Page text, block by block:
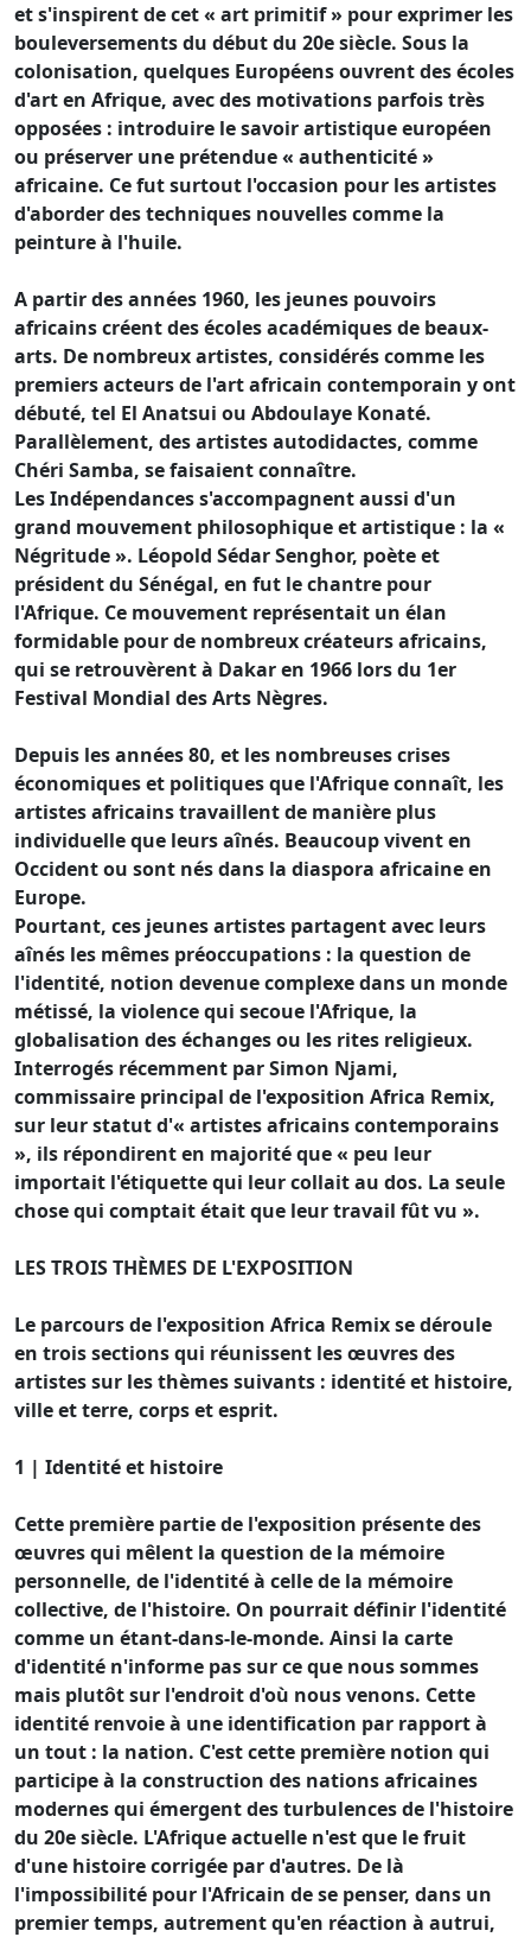
et s'inspirent de cet « art primitif » pour exprimer les
bouleversements du début du 20e siècle. Sous la
colonisation, quelques Européens ouvrent des écoles
d'art en Afrique, avec des motivations parfois très
opposées : introduire le savoir artistique européen
ou préserver une prétendue « authenticité »
africaine. Ce fut surtout l'occasion pour les artistes
d'aborder des techniques nouvelles comme la
peinture à l'huile.
A partir des années 1960, les jeunes pouvoirs
africains créent des écoles académiques de beaux-
arts. De nombreux artistes, considérés comme les
premiers acteurs de l'art africain contemporain y ont
débuté, tel El Anatsui ou Abdoulaye Konaté.
Parallèlement, des artistes autodidactes, comme
Chéri Samba, se faisaient connaître.
Les Indépendances s'accompagnent aussi d'un
grand mouvement philosophique et artistique : la «
Négritude ». Léopold Sédar Senghor, poète et
président du Sénégal, en fut le chantre pour
l'Afrique. Ce mouvement représentait un élan
formidable pour de nombreux créateurs africains,
qui se retrouvèrent à Dakar en 1966 lors du 1er
Festival Mondial des Arts Nègres.
Depuis les années 80, et les nombreuses crises
économiques et politiques que l'Afrique connaît, les
artistes africains travaillent de manière plus
individuelle que leurs aînés. Beaucoup vivent en
Occident ou sont nés dans la diaspora africaine en
Europe.
Pourtant, ces jeunes artistes partagent avec leurs
aînés les mêmes préoccupations : la question de
l'identité, notion devenue complexe dans un monde
métissé, la violence qui secoue l'Afrique, la
globalisation des échanges ou les rites religieux.
Interrogés récemment par Simon Njami,
commissaire principal de l'exposition Africa Remix,
sur leur statut d'« artistes africains contemporains
», ils répondirent en majorité que « peu leur
importait l'étiquette qui leur collait au dos. La seule
chose qui comptait était que leur travail fût vu ».
LES TROIS THÈMES DE L'EXPOSITION
Le parcours de l'exposition Africa Remix se déroule
en trois sections qui réunissent les œuvres des
artistes sur les thèmes suivants : identité et histoire,
ville et terre, corps et esprit.
1 | Identité et histoire
Cette première partie de l'exposition présente des
œuvres qui mêlent la question de la mémoire
personnelle, de l'identité à celle de la mémoire
collective, de l'histoire. On pourrait définir l'identité
comme un étant-dans-le-monde. Ainsi la carte
d'identité n'informe pas sur ce que nous sommes
mais plutôt sur l'endroit d'où nous venons. Cette
identité renvoie à une identification par rapport à
un tout : la nation. C'est cette première notion qui
participe à la construction des nations africaines
modernes qui émergent des turbulences de l'histoire
du 20e siècle. L'Afrique actuelle n'est que le fruit
d'une histoire corrigée par d'autres. De là
l'impossibilité pour l'Africain de se penser, dans un
premier temps, autrement qu'en réaction à autrui,